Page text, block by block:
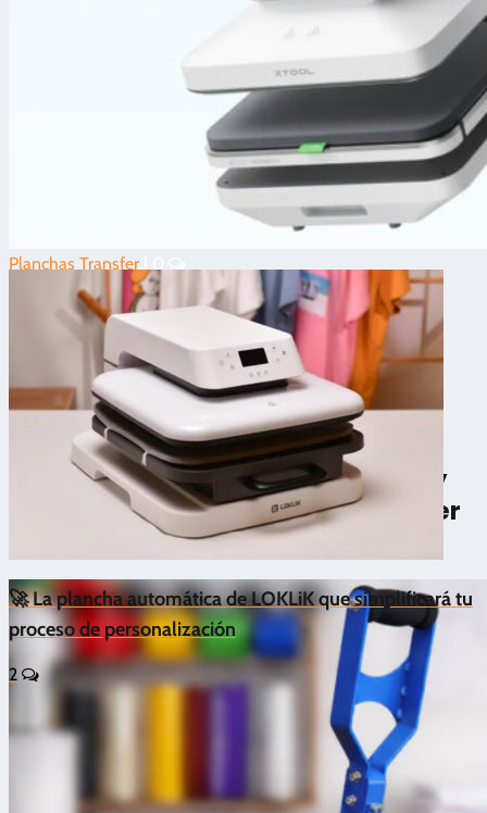
Planchas Transfer
3.4/5 - (32 votos)
🆕 ¿Qué es la xTool WonderPress y
por qué no es una plancha transfer
convencional?
🚀 La plancha automática de LOKLiK que simplificará tu
proceso de personalización
2